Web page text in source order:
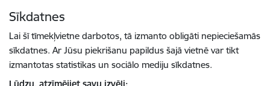
Sīkdatnes
Lai šī tīmekļvietne darbotos, tā izmanto obligāti nepieciešamās
sīkdatnes. Ar Jūsu piekrišanu papildus šajā vietnē var tikt
izmantotas statistikas un sociālo mediju sīkdatnes.